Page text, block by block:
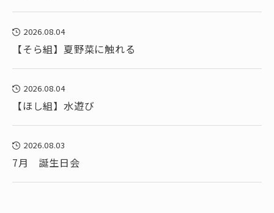
2026.08.04
【そら組】夏野菜に触れる
2026.08.04
【ほし組】水遊び
2026.08.03
7月 誕生日会